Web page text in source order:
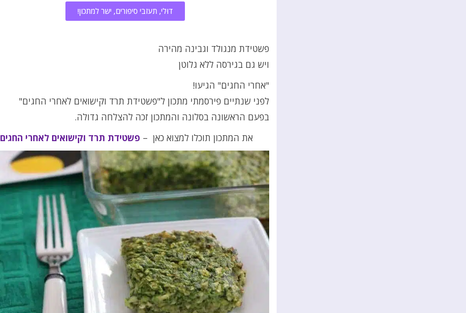
דוּלי, תעזבי סיפורים, ישר למתכון!
פשטידת מנגולד וגבינה מהירה
ויש גם בגירסה ללא גלוטן
"אחרי החגים" הגיעו!
לפני שנתיים פירסמתי מתכון ל"פשטידת תרד וקישואים לאחרי החגים"
בפעם הראשונה בסלונה והמתכון זכה להצלחה גדולה.
את המתכון תוכלו למצוא כאן – פשטידת תרד וקישואים לאחרי החגים